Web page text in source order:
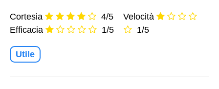
Cortesia
4/5
Efficacia
1/5
Velocità
1/5
Utile